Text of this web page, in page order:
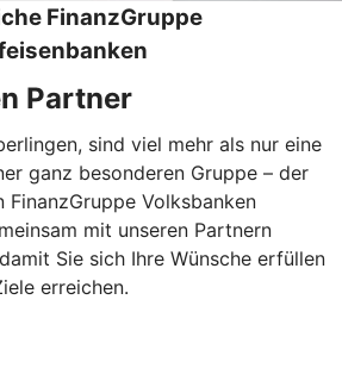
FinanzGruppe
Partner
sind viel mehr als nur eine
ganz besonderen Gruppe – der
FinanzGruppe Volksbanken
mit unseren Partnern
Sie sich Ihre Wünsche erfüllen
erreichen.